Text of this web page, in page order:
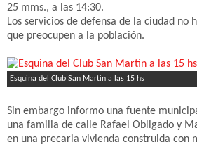
25 mms., a las 14:30.
Los servicios de defensa de la ciudad no
que preocupen a la población.
Esquina del Club San Martin a las 15 hs
Sin embargo informo una fuente
una familia de calle Rafael Obligado y
en una precaria vivienda construida con